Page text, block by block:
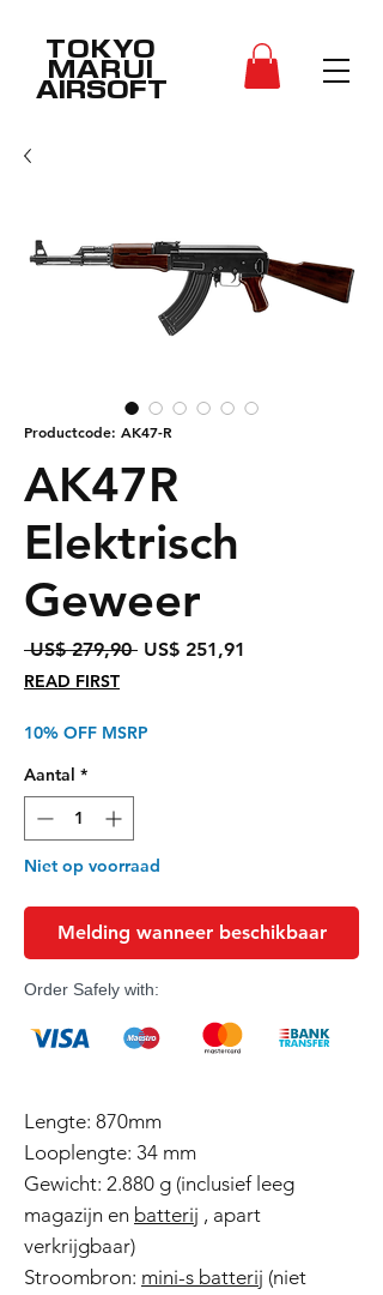
TOKYO
MARUI
AIRSOFT
Productcode: AK47-R
AK47R
Elektrisch
Geweer
US$ 279,90 Normale
US$ 251,91
READ FIRST
10% OFF MSRP
Aantal *
Niet op voorraad
Melding wanneer beschikbaar
Order Safely with:
Lengte: 870mm
Looplengte: 34 mm
Gewicht: 2.880 g (inclusief leeg
magazijn en batterij , apart
verkrijgbaar)
Stroombron: mini-s batterij (niet